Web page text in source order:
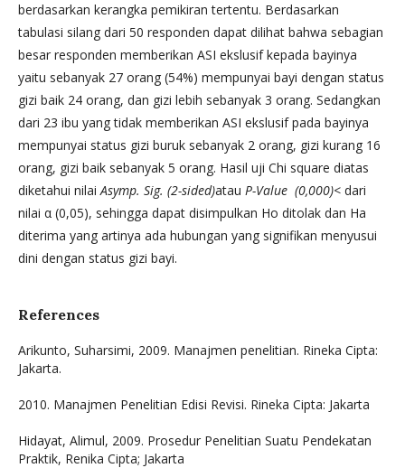
berdasarkan kerangka pemikiran tertentu. Berdasarkan
tabulasi silang dari 50 responden dapat dilihat bahwa sebagian
besar responden memberikan ASI ekslusif kepada bayinya
yaitu sebanyak 27 orang (54%) mempunyai bayi dengan status
gizi baik 24 orang, dan gizi lebih sebanyak 3 orang. Sedangkan
dari 23 ibu yang tidak memberikan ASI ekslusif pada bayinya
mempunyai status gizi buruk sebanyak 2 orang, gizi kurang 16
orang, gizi baik sebanyak 5 orang. Hasil uji Chi square diatas
diketahui nilaiAsymp. Sig. (2-sided)atau P-Value (0,000)< dari
nilai α (0,05), sehingga dapat disimpulkan Ho ditolak dan Ha
diterima yang artinya ada hubungan yang signifikan menyusui
dini dengan status gizi bayi.
References
Arikunto, Suharsimi, 2009. Manajmen penelitian. Rineka Cipta:
Jakarta.
2010. Manajmen Penelitian Edisi Revisi. Rineka Cipta: Jakarta
Hidayat, Alimul, 2009. Prosedur Penelitian Suatu Pendekatan
Praktik, Renika Cipta; Jakarta